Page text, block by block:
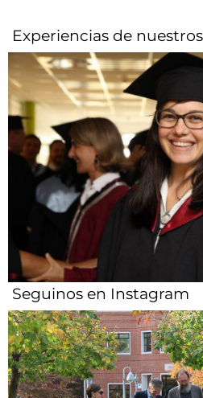
Experiencias de
Seguinos en Instagram